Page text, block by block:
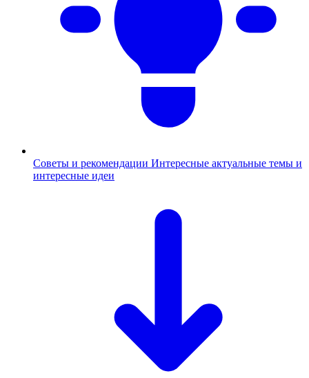
Советы и рекомендации Интересные актуальные темы и
интересные идеи